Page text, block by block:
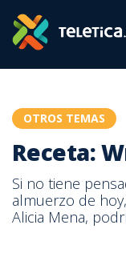
OTROS TEMAS
Receta:
Si no tiene
almuerzo de
Alicia Mena,